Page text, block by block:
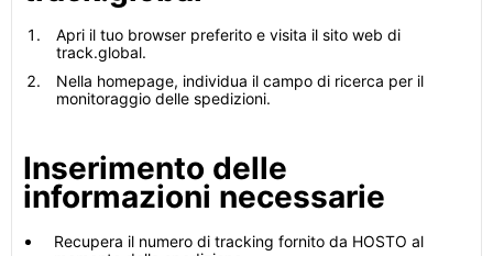
Apri il tuo browser preferito e visita il sito web di
track.global.
Nella homepage, individua il campo di ricerca per il
monitoraggio delle spedizioni.
Inserimento delle
informazioni necessarie
Recupera il numero di tracking fornito da HOSTO al